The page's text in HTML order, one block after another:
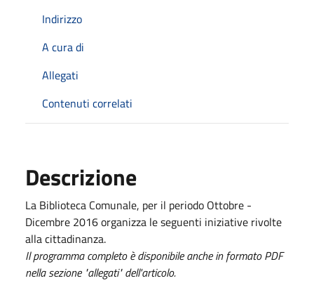
Indirizzo
A cura di
Allegati
Contenuti correlati
Descrizione
La Biblioteca Comunale, per il periodo Ottobre -
Dicembre 2016 organizza le seguenti iniziative rivolte
alla cittadinanza.
Il programma completo è disponibile anche in formato PDF
nella sezione "allegati" dell'articolo.